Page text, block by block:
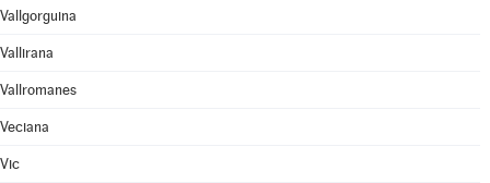
Vallgorguina
Vallirana
Vallromanes
Veciana
Vic